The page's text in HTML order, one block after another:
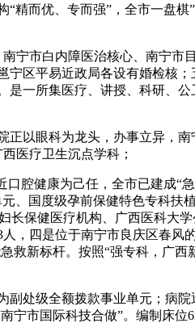
而优、专而强”，全市一盘棋”
宁市白内障医治核心、南宁市
区平易近政局各设有婚检核；
一所集医疗、讲授、科研、
以眼科为龙头，办事立异，南
医疗卫生沉点学科；
腔健康为己任，全市已建成“
、国度级孕前保健特色专科扶
保健医疗机构、广西医科大学
，四是位于南宁市良庆区春风
救新标杆。按照“强专科，广西
处级全额拨款事业单元；病院
宁市国际科技合做”。编制床位